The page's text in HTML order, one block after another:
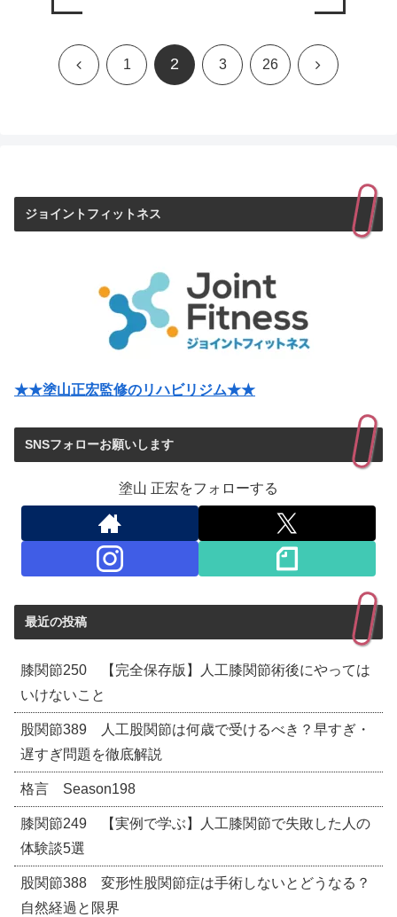
前 1 2 3 26 次
ジョイントフィットネス
★★塗山正宏監修のリハビリジム★★
SNSフォローお願いします
塗山 正宏をフォローする
最近の投稿
膝関節250 【完全保存版】人工膝関節術後にやっては
いけないこと
股関節389 人工股関節は何歳で受けるべき？早すぎ・
遅すぎ問題を徹底解説
格言 Season198
膝関節249 【実例で学ぶ】人工膝関節で失敗した人の
体験談5選
股関節388 変形性股関節症は手術しないとどうなる？
自然経過と限界